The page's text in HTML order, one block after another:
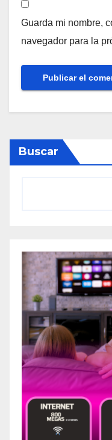
Guarda mi nombre,
navegador para la
Buscar